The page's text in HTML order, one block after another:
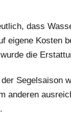
dass
eigene Kosten
die
Segelsaison
anderen